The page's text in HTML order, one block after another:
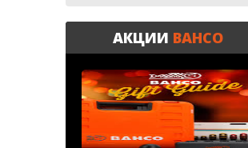
АКЦИИ BAHCO